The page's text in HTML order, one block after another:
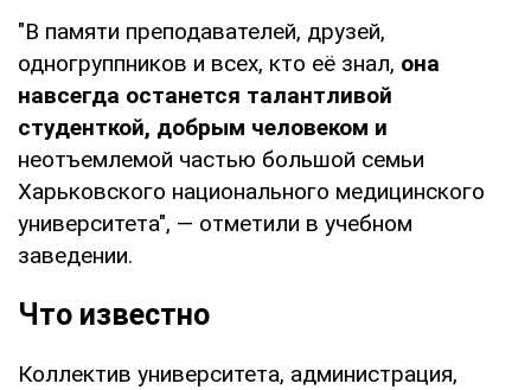
"В памяти преподавателей, друзей,
одногруппников и всех, кто её знал, она
навсегда останется талантливой
студенткой, добрым человеком и
неотъемлемой частью большой семьи
Харьковского национального медицинского
университета", — отметили в учебном
заведении.
Что известно
Коллектив университета, администрация,